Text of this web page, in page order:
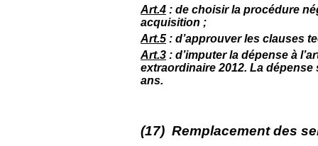
Art.4 : de choisir la procédure
acquisition ;
Art.5 : d’approuver les clauses
Art.3 : d’imputer la dépense à
extraordinaire 2012. La dépense
ans.
(17) Remplacement des